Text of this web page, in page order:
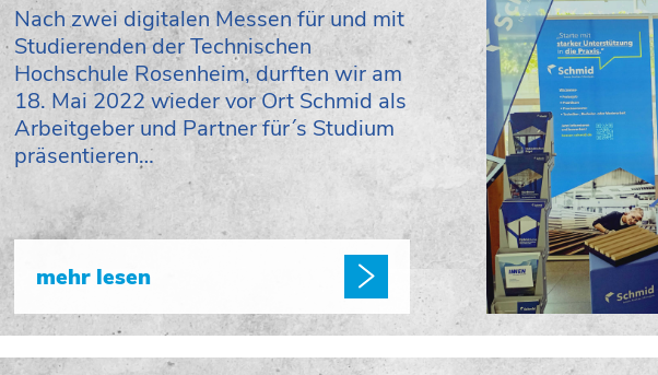
Nach zwei digitalen Messen für und mit
Studierenden der Technischen
Hochschule Rosenheim, durften wir am
18. Mai 2022 wieder vor Ort Schmid als
Arbeitgeber und Partner für´s Studium
präsentieren…
mehr lesen